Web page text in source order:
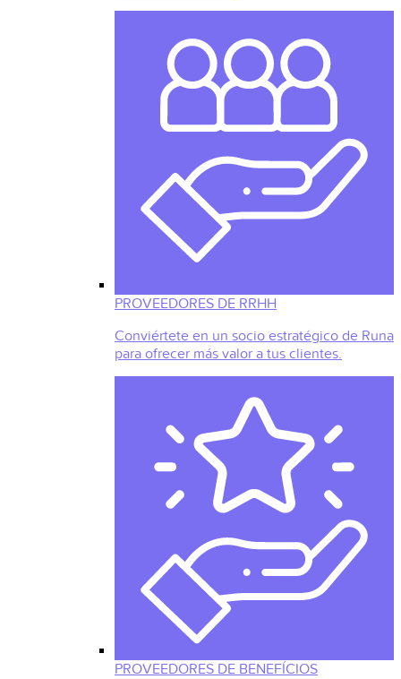
PROVEEDORES DE RRHH
Conviértete en un socio estratégico de Runa
para ofrecer más valor a tus clientes.
PROVEEDORES DE BENEFÍCIOS